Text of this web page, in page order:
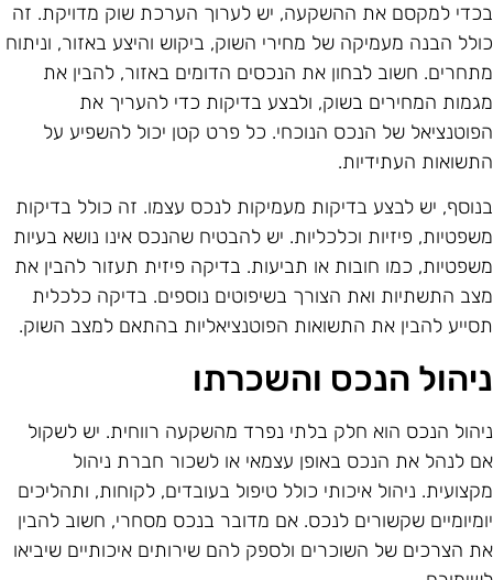
למקסם את ההשקעה, יש לערוך הערכת שוק מדויקת. זה
הבנה מעמיקה של מחירי השוק, ביקוש והיצע באזור, וניתוח
חשוב לבחון את הנכסים הדומים באזור, להבין את
המחירים בשוק, ולבצע בדיקות כדי להעריך את
של הנכס הנוכחי. כל פרט קטן יכול להשפיע על
העתידיות.
יש לבצע בדיקות מעמיקות לנכס עצמו. זה כולל בדיקות
פיזיות וכלכליות. יש להבטיח שהנכס אינו נושא בעיות
כמו חובות או תביעות. בדיקה פיזית תעזור להבין את
התשתיות ואת הצורך בשיפוטים נוספים. בדיקה כלכלית
להבין את התשואות הפוטנציאליות בהתאם למצב השוק.
הנכס והשכרתו
הנכס הוא חלק בלתי נפרד מהשקעה רווחית. יש לשקול
לנהל את הנכס באופן עצמאי או לשכור חברת ניהול
ניהול איכותי כולל טיפול בעובדים, לקוחות, ותהליכים
שקשורים לנכס. אם מדובר בנכס מסחרי, חשוב להבין
הצרכים של השוכרים ולספק להם שירותים איכותיים שיביאו